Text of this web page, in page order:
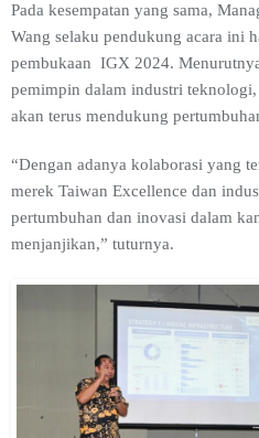
Pada kesempatan yang sama,
Wang selaku pendukung acara ini
pembukaan IGX 2024.
pemimpin dalam industri
akan terus mendukung
“Dengan adanya kolaborasi yang
merek Taiwan Excellence dan
pertumbuhan dan inovasi dalam
menjanjikan,” tuturnya.